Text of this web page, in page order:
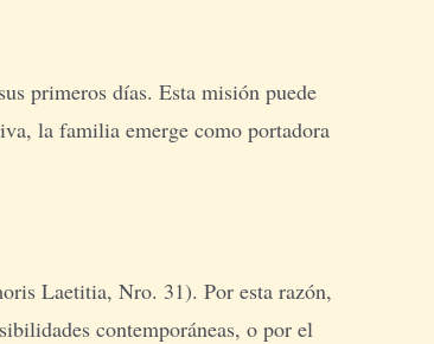
primeros días. Esta misión puede
la familia emerge como portadora
Laetitia, Nro. 31). Por esta razón,
contemporáneas, o por el